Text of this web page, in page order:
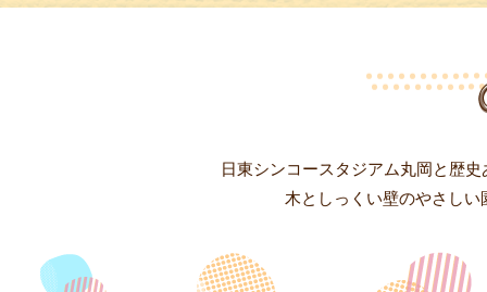
日東シンコースタジアム丸岡と歴
木としっくい壁のやさしい